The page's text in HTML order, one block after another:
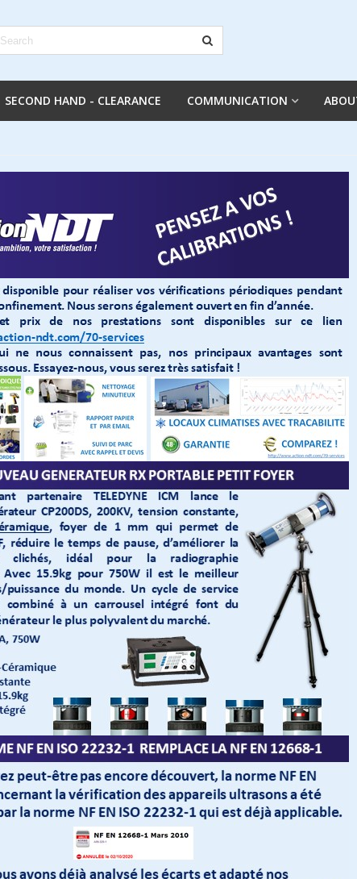
SECOND HAND - CLEARANCE COMMUNICATION
appareil ultrasons
de mon entreprise
.. je peux témoigner
devenu un partenaire
Combiné Luxmètre Radiomètre UV
Apollo 3.0
SF-CONTROLE : Plus qu’une
nos contrôles.